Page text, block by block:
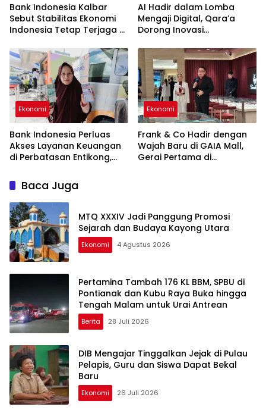
Bank Indonesia Kalbar
Sebut Stabilitas Ekonomi
Indonesia Tetap Terjaga di
Global
AI Hadir dalam Lomba
Mengaji Digital, Qara’a
Dorong Inovasi
Indonesia
Ekonomi
Bank Indonesia Perluas
Akses Layanan Keuangan
di Perbatasan Entikong,
Andalan
Ekonomi
Frank & Co Hadir dengan
Wajah Baru di GAIA Mall,
Gerai Pertama di
Baca Juga
MTQ XXXIV Jadi Panggung Promosi
Sejarah dan Budaya Kayong Utara
Ekonomi 4 Agustus 2026
Pertamina Tambah 176 KL BBM, SPBU di
Pontianak dan Kubu Raya Buka hingga
Tengah Malam untuk Urai Antrean
Berita 28 Juli 2026
DIB Mengajar Tinggalkan Jejak di Pulau
Pelapis, Guru dan Siswa Dapat Bekal
Baru
Ekonomi 26 Juli 2026